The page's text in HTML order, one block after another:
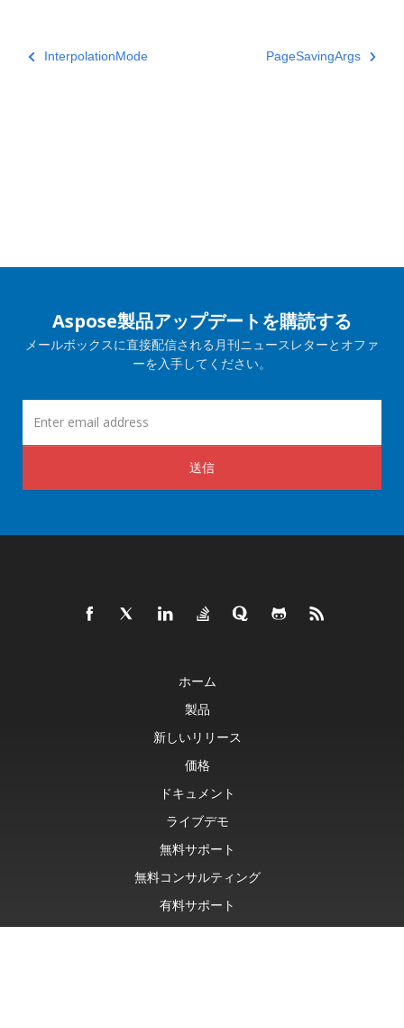
InterpolationMode PageSavingArgs
Aspose製品アップデートを購読する
メールボックスに直接配信される月刊ニュースレターとオファ
ーを入手してください。
送信
ホーム
製品
新しいリリース
価格
ドキュメント
ライブデモ
無料サポート
無料コンサルティング
有料サポート